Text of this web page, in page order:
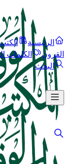
الرئيسية الكتب
القرون
الكلمات
البحث